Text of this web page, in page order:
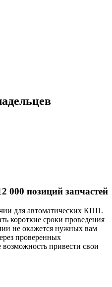
000 позиций запчастей
для автоматических КПП.
короткие сроки проведения
не окажется нужных вам
проверенных
привести свои